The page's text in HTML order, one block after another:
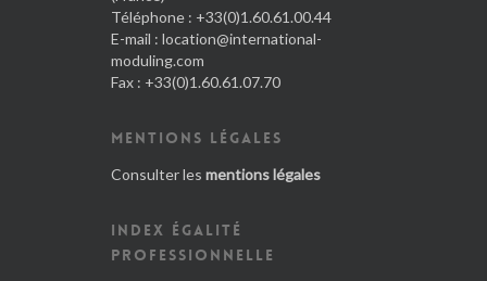
Téléphone : +33(0)1.60.61.00.44
E-mail : location@international-
moduling.com
Fax : +33(0)1.60.61.07.70
MENTIONS LÉGALES
Consulter les mentions légales
INDEX ÉGALITÉ
PROFESSIONNELLE